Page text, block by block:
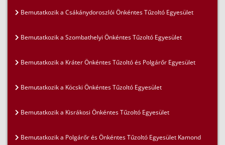
Bemutatkozik a Csákánydoroszlói Önkéntes Tűzoltó Egyesület
Bemutatkozik a Szombathelyi Önkéntes Tűzoltó Egyesület
Bemutatkozik a Kráter Önkéntes Tűzoltó és Polgárőr Egyesület
Bemutatkozik a Köcski Önkéntes Tűzoltó Egyesület
Bemutatkozik a Kisrákosi Önkéntes Tűzoltó Egyesület
Bemutatkozik a Polgárőr és Önkéntes Tűzoltó Egyesület Kamond